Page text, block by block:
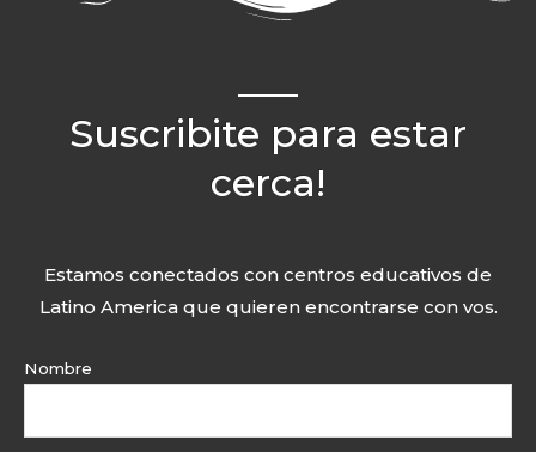
Suscribite para estar
cerca!
Estamos conectados con centros educativos de
Latino America que quieren encontrarse con vos.
Nombre